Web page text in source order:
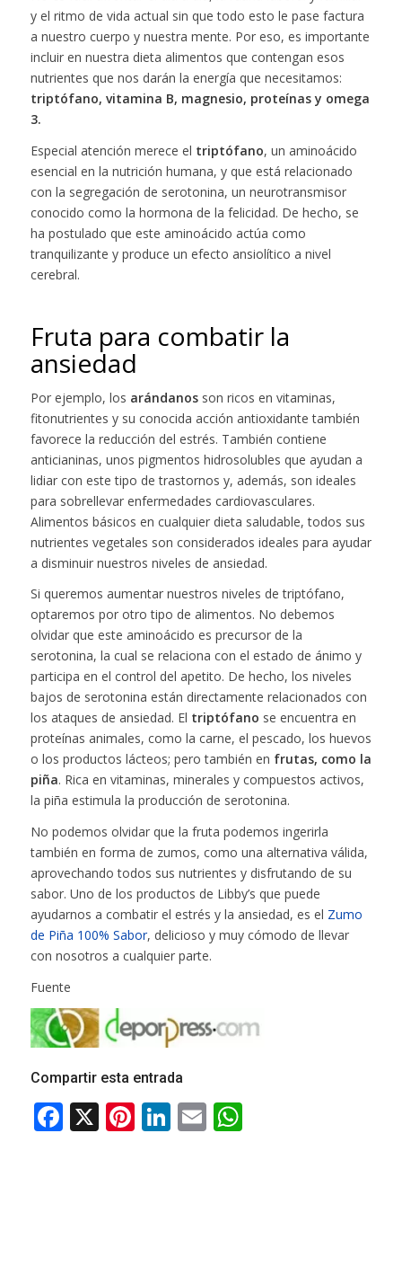
y el ritmo de vida actual sin que todo esto le pase factura
a nuestro cuerpo y nuestra mente. Por eso, es importante
incluir en nuestra dieta alimentos que contengan esos
nutrientes que nos darán la energía que necesitamos:
triptófano, vitamina B, magnesio, proteínas y omega
3.
Especial atención merece el triptófano, un aminoácido
esencial en la nutrición humana, y que está relacionado
con la segregación de serotonina, un neurotransmisor
conocido como la hormona de la felicidad. De hecho, se
ha postulado que este aminoácido actúa como
tranquilizante y produce un efecto ansiolítico a nivel
cerebral.
Fruta para combatir la
ansiedad
Por ejemplo, los arándanosson ricos en vitaminas,
fitonutrientes y su conocida acción antioxidante también
favorece la reducción del estrés. También contiene
anticianinas, unos pigmentos hidrosolubles que ayudan a
lidiar con este tipo de trastornos y, además, son ideales
para sobrellevar enfermedades cardiovasculares.
Alimentos básicos en cualquier dieta saludable, todos sus
nutrientes vegetales son considerados ideales para ayudar
a disminuir nuestros niveles de ansiedad.
Si queremos aumentar nuestros niveles de triptófano,
optaremos por otro tipo de alimentos. No debemos
olvidar que este aminoácido es precursor de la
serotonina, la cual se relaciona con el estado de ánimo y
participa en el control del apetito. De hecho, los niveles
bajos de serotonina están directamente relacionados con
los ataques de ansiedad. El triptófano se encuentra en
proteínas animales, como la carne, el pescado, los huevos
o los productos lácteos; pero también en frutas, como la
piña. Rica en vitaminas, minerales y compuestos activos,
la piña estimula la producción de serotonina.
No podemos olvidar que la fruta podemos ingerirla
también en forma de zumos, como una alternativa válida,
aprovechando todos sus nutrientes y disfrutando de su
sabor. Uno de los productos de Libby’s que puede
ayudarnos a combatir el estrés y la ansiedad, es el Zumo
de Piña 100% Sabor, delicioso y muy cómodo de llevar
con nosotros a cualquier parte.
Fuente
Compartir esta entrada